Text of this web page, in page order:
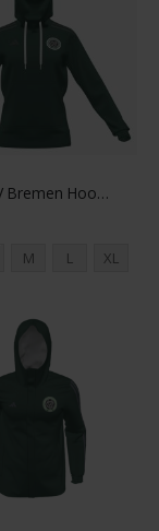
adidas CZV Bremen Hoody Damen grün
M L XL